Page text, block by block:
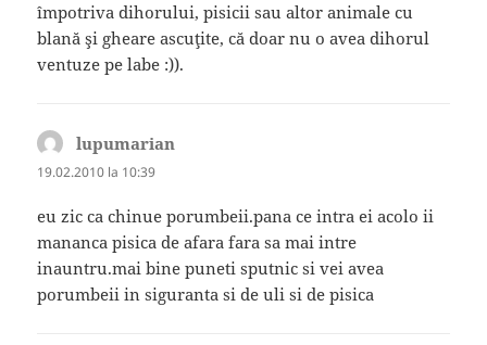
împotriva dihorului, pisicii sau altor animale cu
blană şi gheare ascuţite, că doar nu o avea dihorul
ventuze pe labe :)).
lupumarian
19.02.2010 la 10:39
eu zic ca chinue porumbeii.pana ce intra ei acolo ii
mananca pisica de afara fara sa mai intre
inauntru.mai bine puneti sputnic si vei avea
porumbeii in siguranta si de uli si de pisica